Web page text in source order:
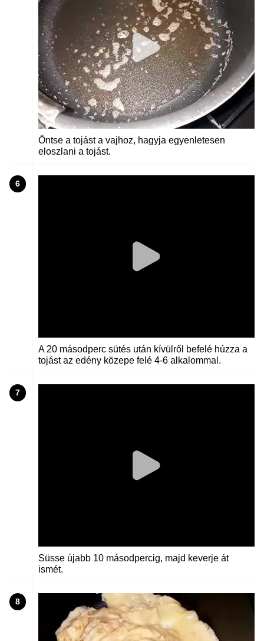
Öntse a tojást a vajhoz, hagyja egyenletesen
eloszlani a tojást.
6
A 20 másodperc sütés után kívülről befelé húzza a
tojást az edény közepe felé 4-6 alkalommal.
7
Süsse újabb 10 másodpercig, majd keverje át
ismét.
8